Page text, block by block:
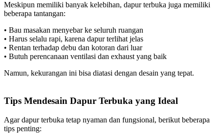
Meskipun memiliki banyak kelebihan, dapur terbuka juga memiliki
beberapa tantangan:
• Bau masakan menyebar ke seluruh ruangan
• Harus selalu rapi, karena dapur terlihat jelas
• Rentan terhadap debu dan kotoran dari luar
• Butuh perencanaan ventilasi dan exhaust yang baik
Namun, kekurangan ini bisa diatasi dengan desain yang tepat.
Tips Mendesain Dapur Terbuka yang Ideal
Agar dapur terbuka tetap nyaman dan fungsional, berikut beberapa
tips penting: